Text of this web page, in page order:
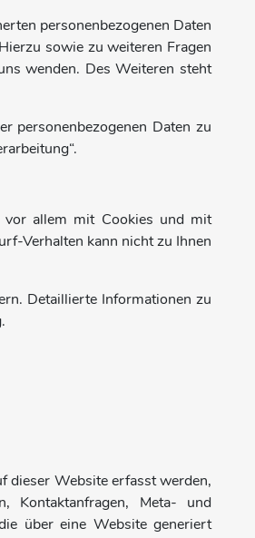
personenbezogenen Daten
sowie zu weiteren Fragen
wenden. Des Weiteren steht
personenbezogenen Daten zu
vor allem mit Cookies und mit
Verhalten kann nicht zu Ihnen
Detaillierte Informationen zu
dieser Website erfasst werden,
Meta- und
über eine Website generiert